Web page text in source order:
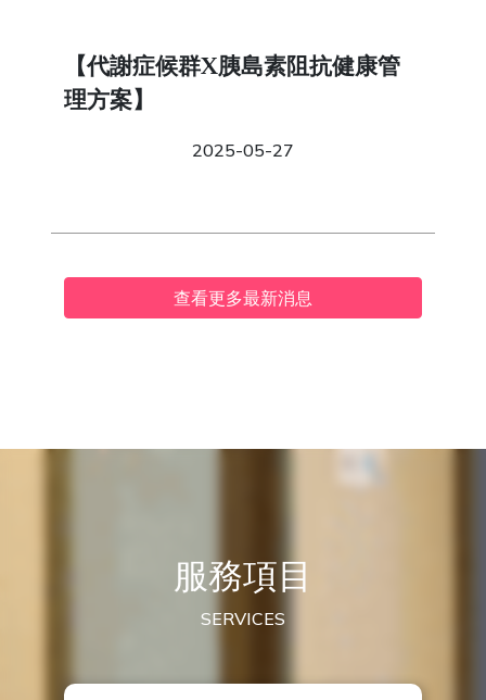
【代謝症候群X胰島素阻抗健康管
理方案】
2025-05-27
查看更多最新消息
服務項目
SERVICES